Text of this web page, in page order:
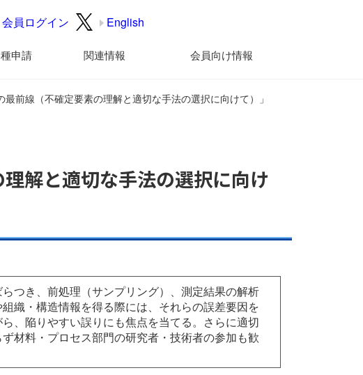
会員ログイン English
申請 関連情報 会員向け情報
前線（不確定要素の理解と適切な手法の選択に向けて）」
解と適切な手法の選択に向け
つき、前処理（サンプリング）、測定結果の解析
織・構造情報を得る際には、それらの誤差要因を
、陥りやすい誤りにも焦点を当てる。さらに適切
材料・プロセス部門の研究者・技術者の参加も歓